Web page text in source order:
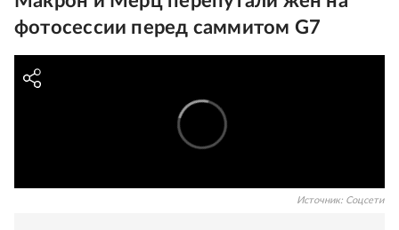
фотосессии перед саммитом G7
Источник: Соцсети